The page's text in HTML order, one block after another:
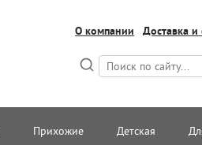
О компании Доставка и
Прихожие Детская